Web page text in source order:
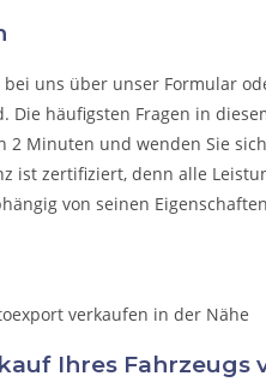
uns über unser Formular
häufigsten Fragen in
Minuten und wenden Sie
ist zertifiziert, denn alle
von seinen
Ihres Fahrzeugs